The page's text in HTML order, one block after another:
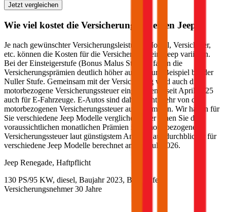
Jetzt vergleichen
Wie viel kostet die Versicherung für einen Jeep
Je nach gewünschter Versicherungsleistung, Modell, Versicherer,
etc. können die Kosten für die Versicherung beim
Jeep variieren.
Bei der Einsteigerstufe (Bonus Malus Stufe 9) fallen die
Versicherungsprämien deutlich höher aus als zum Beispiel bei der
Nuller Stufe. Gemeinsam mit der Versicherung wird auch die
motorbezogene Versicherungssteuer eingehoben – seit April 2025
auch für E-Fahrzeuge. E-Autos sind daher nicht mehr von der
motorbezogenen Versicherungssteuer ausgenommen. Wir haben für
Sie verschiedene Jeep Modelle verglichen. Hier sehen Sie die
voraussichtlichen monatlichen Prämien inkl. motorbezogener
Versicherungssteuer laut günstigstem Angebot auf durchblicker für
verschiedene Jeep Modelle berechnet am 15. Juli 2026.
Jeep Renegade, Haftpflicht
130 PS/95 KW, diesel, Baujahr 2023, BM-Stufe
Versicherungsnehmer 30 Jahre